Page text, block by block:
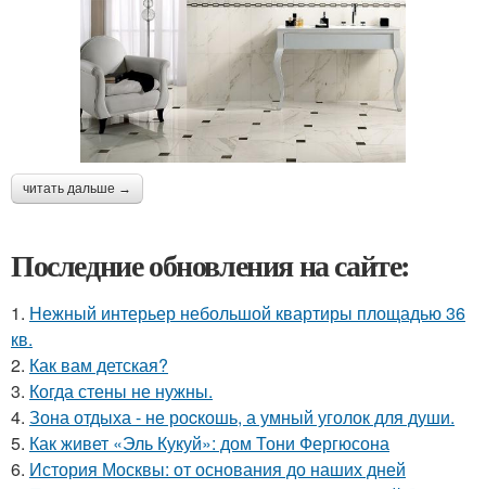
читать дальше →
Последние обновления на сайте:
1. Нежный интерьер небольшой квартиры площадью 36
кв.
2. Как вам детская?
3. Когда стены не нужны.
4. Зона отдыха - не роcкошь, а умный уголок для души.
5. Как живет «Эль Кукуй»: дом Тони Фергюсона
6. История Москвы: от основания до наших дней